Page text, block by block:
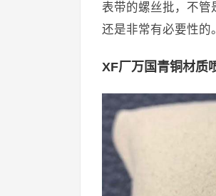
表带的螺丝批，不管
还是非常有必要性的。
XF厂万国青铜材质